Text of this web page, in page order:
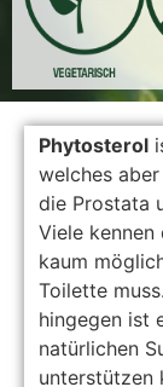
Phytosterol
welches
die Prostata
Viele kennen
kaum
Toilette
hingegen ist
natürlichen
unterstützen